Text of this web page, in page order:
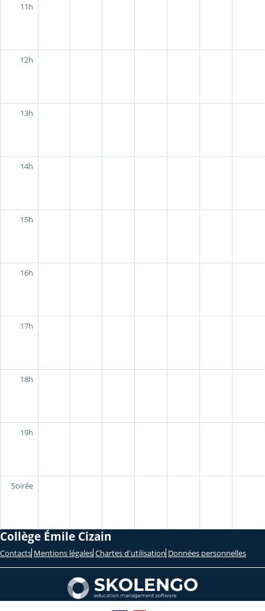
11h
12h
13h
14h
15h
16h
17h
18h
19h
Soirée
Collège Émile Cizain
Contacts Mentions légales Chartes d'utilisation Données personnelles